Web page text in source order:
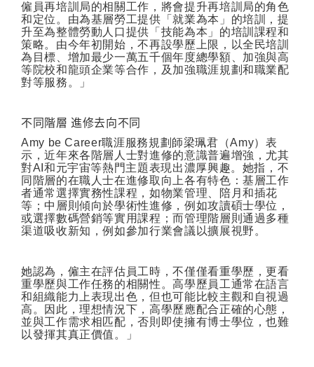
僱員再培訓局的相關工作，將會提升再培訓局的角色
和定位。由為基層勞工提供「就業為本」的培訓，提
升至為整體勞動人口提供「技能為本」的培訓課程和
策略。由今年初開始，不再設學歷上限，以全民培訓
為目標、增加最少一萬五千個年度總學額、加強與高
等院校和龍頭企業等合作，及加強職涯規劃和職業配
對等服務。」
不同階層 進修去向不同
Amy be Career職涯服務規劃師梁珮君（Amy）表
示，近年來各階層人士對進修的意識普遍增強，尤其
對AI 和元宇宙等熱門主題表現出濃厚興趣。她指，不
同階層的在職人士在進修取向上各有特色：基層工作
者通常選擇實務性課程，如物業管理、陪月和插花
等；中層則傾向於學術性進修，例如攻讀碩士學位，
或選擇數碼營銷等實用課程；而管理階層則通過多種
渠道吸收新知，例如參加行業會議以擴展視野。
她認為，僱主在評估員工時，不僅僅看重學歷，更看
重學歷與工作任務的相關性。高學歷員工通常在語言
和組織能力上表現出色，但也可能比較主觀和自視過
高。因此，理想情況下，高學歷應配合正確的心態，
並與工作需求相匹配，否則即使擁有博士學位，也難
以發揮其真正價值。」